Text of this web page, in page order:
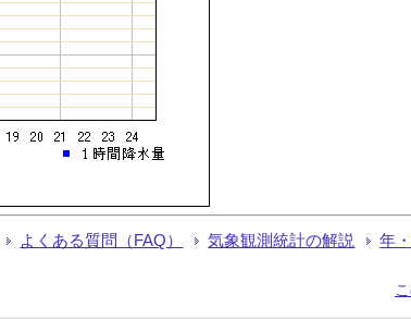
よくある質問（FAQ） 気象観測統計の解説 年